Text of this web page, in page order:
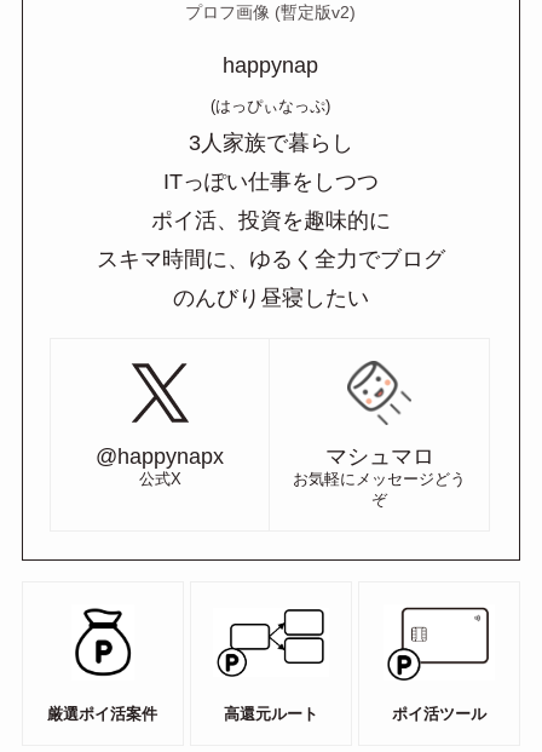
プロフ画像 (暫定版v2)
happynap
(はっぴぃなっぷ)
3人家族で暮らし
ITっぽい仕事をしつつ
ポイ活、投資を趣味的に
スキマ時間に、ゆるく全力でブログ
のんびり昼寝したい
@happynapx
公式X
マシュマロ
お気軽にメッセージどう
ぞ
厳選ポイ活案件 高還元ルート ポイ活ツール